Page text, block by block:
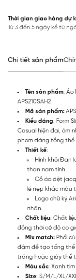
Thời gian giao hàng dự
Từ 3 đến 5 ngày kể từ
Chi tiết sản phẩm
Tên sản phẩm: Áo
APS210SAH2
Mã sản phẩm:
Kiểu dáng: Form
Casual hiện đại, ôm
phom dáng tổng thể
Thiết kế:
Hình khối Đan
than nam tính.
Cổ áo dệt
lé nẹp khác màu
Logo chữ ký
nhân.
Chất liệu: Chất
đồng thời có độ co
Mix match: Phối
đậm để tạo tổng thể
trắng hoặc giày thể
Màu sắc: Xanh
Size: S/M/L/XL/